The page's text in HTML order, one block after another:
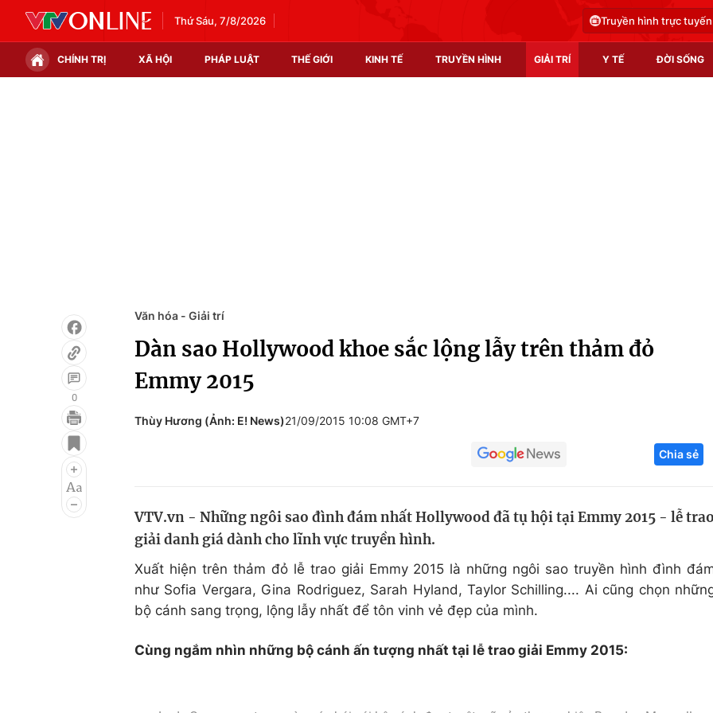
Thứ Sáu, 7/8/2026 Truyền hình trực tuyến
CHÍNH TRỊ XÃ HỘI PHÁP LUẬT THẾ GIỚI KINH TẾ TRUYỀN HÌNH GIẢI TRÍ Y TẾ ĐỜI SỐNG
Infographic
Điện ảnh
Âm nhạc
Chất lượng cuộc sống
Tuyển sinh
Hitech Công
Thị trường
0
Văn hóa - Giải trí
Dàn sao Hollywood khoe sắc lộng lẫy trên thảm đỏ
Emmy 2015
Thùy Hương (Ảnh: E! News)21/09/2015 10:08 GMT+7
Chia sẻ
VTV.vn - Những ngôi sao đình đám nhất Hollywood đã tụ hội tại Emmy 2015 - lễ trao
giải danh giá dành cho lĩnh vực truyền hình.
Xuất hiện trên thảm đỏ lễ trao giải Emmy 2015 là những ngôi sao truyền hình đình
như Sofia Vergara, Gina Rodriguez, Sarah Hyland, Taylor Schilling.... Ai cũng chọn
bộ cánh sang trọng, lộng lẫy nhất để tôn vinh vẻ đẹp của mình.
Cùng ngắm nhìn những bộ cánh ấn tượng nhất tại lễ trao giải Emmy 2015: